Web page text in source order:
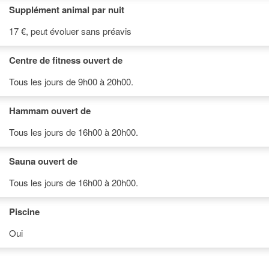
Supplément animal par nuit
17 €, peut évoluer sans préavis
Centre de fitness ouvert de
Tous les jours de 9h00 à 20h00.
Hammam ouvert de
Tous les jours de 16h00 à 20h00.
Sauna ouvert de
Tous les jours de 16h00 à 20h00.
Piscine
Oui